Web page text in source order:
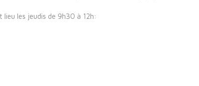
lieu les jeudis de 9h30 à 12h: